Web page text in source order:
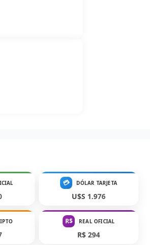
💳 DÓLAR TARJETA
U$S 1.976
R$ REAL OFICIAL
R$ 294